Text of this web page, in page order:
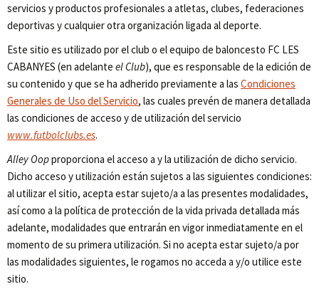
servicios y productos profesionales a atletas, clubes, federaciones
deportivas y cualquier otra organización ligada al deporte.
Este sitio es utilizado por el club o el equipo de baloncesto FC LES
CABANYES (en adelante el Club), que es responsable de la edición de
su contenido y que se ha adherido previamente a las Condiciones
Generales de Uso del Servicio, las cuales prevén de manera detallada
las condiciones de acceso y de utilización del servicio
www.futbolclubs.es.
Alley Oopproporciona el acceso a y la utilización de dicho servicio.
Dicho acceso y utilización están sujetos a las siguientes condiciones:
al utilizar el sitio, acepta estar sujeto/a a las presentes modalidades,
así como a la política de protección de la vida privada detallada más
adelante, modalidades que entrarán en vigor inmediatamente en el
momento de su primera utilización. Si no acepta estar sujeto/a por
las modalidades siguientes, le rogamos no acceda a y/o utilice este
sitio.